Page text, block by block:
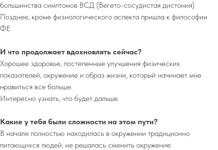
большинства симптомов ВСД (Вегето-сосудистая дистония)
Позднее, кроме физиологического аспекта пришла к философии
ФЕ
И что продолжает вдохновлять сейчас?
Хорошее здоровье, постепенные улучшения физических
показателей, окружение и образ жизни, который начинает мне
нравиться все больше.
Интересно узнать, что будет дальше
Какие у тебя были сложности на этом пути?
В начале полностью находилась в окружении традиционно
питающихся людей, не решалась сменить окружение